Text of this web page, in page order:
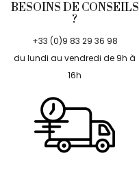
BESOINS DE CONSEILS
?
+33 (0)9 83 29 36 98
du lundi au vendredi de 9h à
16h